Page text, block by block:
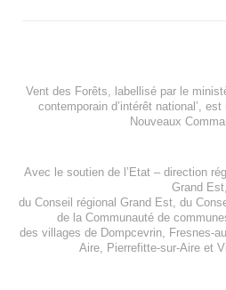
Vent des Forêts, labellisé par le
contemporain d’intérêt national’,
Nouveaux
Avec le soutien de l’Etat – direction
Grand Est,
du Conseil régional Grand Est, du
de la Communauté de
des villages de Dompcevrin Fresnes-
Aire, Pierrefitte-sur-Aireet